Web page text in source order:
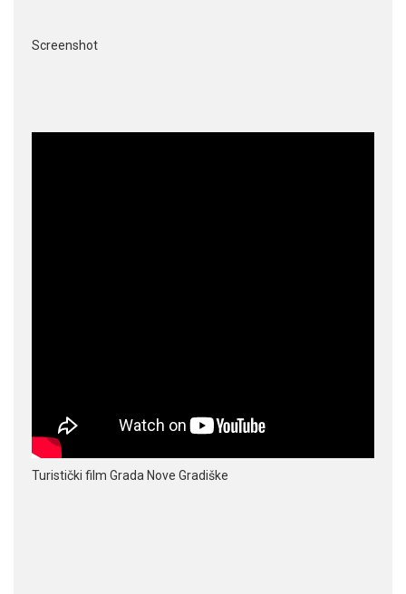
Screenshot
Turistički film Grada Nove Gradiške